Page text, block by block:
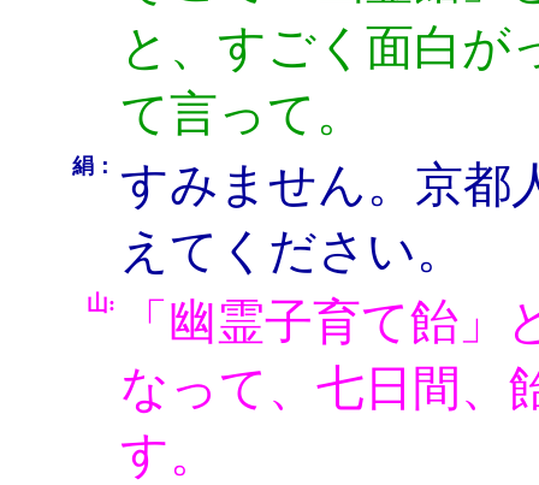
と、すごく面白が
て言って。
絹： すみません。京都
えてください。
山:
「幽霊子育て飴
なって、七日間、
す。